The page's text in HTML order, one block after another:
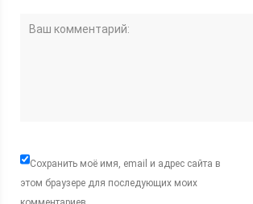
Сохранить моё имя, email и адрес сайта в
этом браузере для последующих моих